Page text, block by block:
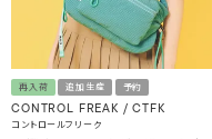
再入荷 追加生産 予約
CONTROL FREAK / CTFK
コントロールフリーク